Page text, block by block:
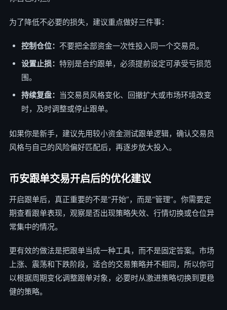
为了降低不必要的损失，建议重点做好三件事：
控制仓位： 不要把全部资金一次性投入同一个交易员。
设置止损： 特别是合约跟单，必须提前设定可承受亏损范
围。
持续复盘： 当交易员风格变化、回撤扩大或市场环境改变
时，及时调整或停止跟单。
如果你是新手，建议先用较小资金测试跟单逻辑，确认交易员
风格与自己的风险偏好匹配后，再逐步放大投入。
币安跟单交易开启后的优化建议
开启跟单后，真正重要的不是“开始”，而是“管理”。你需要定
期查看跟单表现，观察是否出现策略失效、行情切换或仓位异
常集中的情况。
更有效的做法是把跟单当成一种工具，而不是固定答案。市场
上涨、震荡和下跌阶段，适合的交易策略并不相同，所以你可
以根据周期变化调整跟单对象，必要时从激进策略切换到更稳
健的策略。